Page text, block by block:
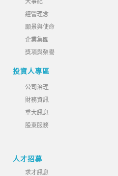
大事紀
經營理念
願景與使命
企業集團
獎項與榮譽
投資人專區
公司治理
財務資訊
重大訊息
股東服務
人才招募
求才訊息